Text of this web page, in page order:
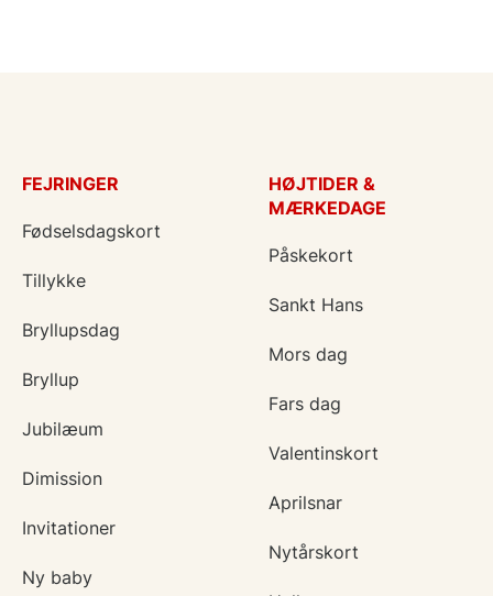
FEJRINGER
Fødselsdagskort
Tillykke
Bryllupsdag
Bryllup
Jubilæum
Dimission
Invitationer
Ny baby
HØJTIDER &
MÆRKEDAGE
Påskekort
Sankt Hans
Mors dag
Fars dag
Valentinskort
Aprilsnar
Nytårskort